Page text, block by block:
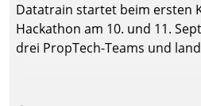
Datatrain startet beim ersten
Hackathon am 10. und 11.
drei PropTech-Teams und